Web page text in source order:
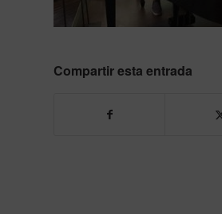
Compartir esta entrada